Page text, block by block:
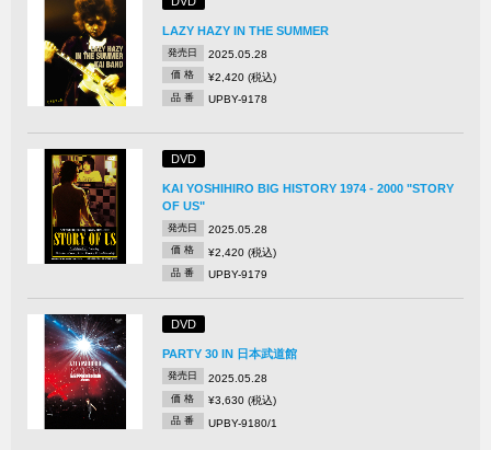
LAZY HAZY IN THE SUMMER
発売日 2025.05.28
価 格 ¥2,420 (税込)
品 番 UPBY-9178
DVD
KAI YOSHIHIRO BIG HISTORY 1974 - 2000 "STORY
OF US"
発売日 2025.05.28
価 格 ¥2,420 (税込)
品 番 UPBY-9179
DVD
PARTY 30 IN 日本武道館
発売日 2025.05.28
価 格 ¥3,630 (税込)
品 番 UPBY-9180/1